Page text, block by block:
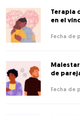
Terapia
en el
de